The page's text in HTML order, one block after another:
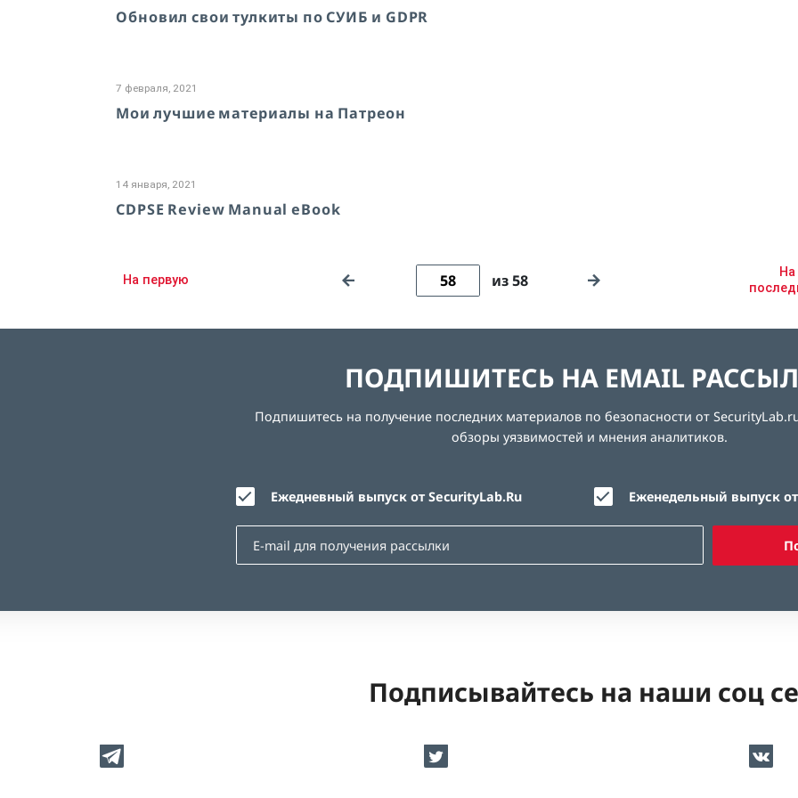
Обновил свои тулкиты по СУИБ и GDPR
7 февраля, 2021
Мои лучшие материалы на Патреон
14 января, 2021
CDPSE Review Manual eBook
На первую из 58
На
ПОДПИШИТЕСЬ НА EMAIL
Подпишитесь на получение последних материалов по безопасности от
обзоры уязвимостей и мнения аналитиков.
Ежедневный выпуск от SecurityLab.Ru Еженедельный выпуск
Подписывайтесь на наши соц